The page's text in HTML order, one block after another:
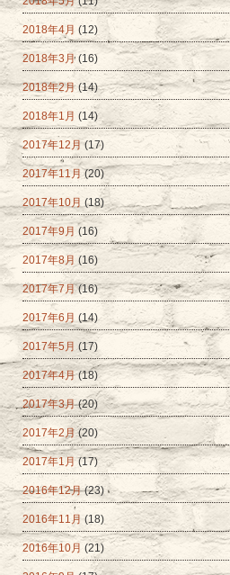
2018年4月 (12)
2018年3月 (16)
2018年2月(14)
2018年1月 (14)
2017年12月(17)
2017年11月(20)
2017年10月 (18)
2017年9月 (16)
2017年8月 (16)
2017年7月(16)
2017年6月 (14)
2017年5月 (17)
2017年4月(18)
2017年3月(20)
2017年2月(20)
2017年1月(17)
2016年12月(23)
2016年11月 (18)
2016年10月 (21)